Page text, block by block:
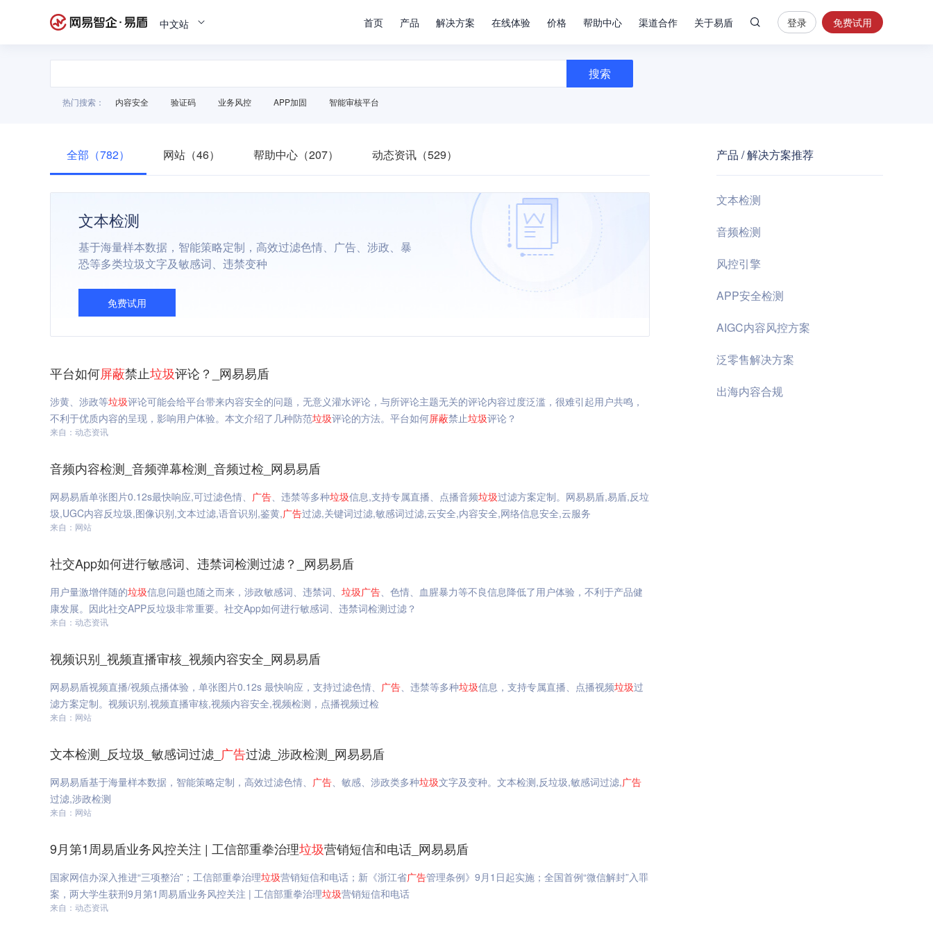
中文站 首页 产品 解决方案 在线体验 价格 帮助中心 渠道合作 关于易盾
安
全
控
登录 免费试用
搜索
热门搜索： 内容安全 验证码 业务风控 APP加固 智能审核平台
全部（782） 网站（46） 帮助中心（207） 动态资讯（529）
文本检测
基于海量样本数据，智能策略定制，高效过滤色情、广告、涉政、暴
恐等多类垃圾文字及敏感词、违禁变种
免费试用
平台如何屏蔽禁止垃圾评论？_网易易盾
涉黄、涉政等垃圾评论可能会给平台带来内容安全的问题，无意义灌水评论，与所评论主题无关的评论内容过度泛滥，很难引起用户共鸣，
不利于优质内容的呈现，影响用户体验。本文介绍了几种防范垃圾评论的方法。平台如何屏蔽禁止垃圾评论？
来自：动态资讯
音频内容检测_音频弹幕检测_音频过检_网易易盾
网易易盾单张图片0.12s最快响应,可过滤色情、 广告、违禁等多种垃圾信息,支持专属直播、点播音频垃圾过滤方案定制。网易易盾,易盾,反垃
圾,UGC内容反垃圾,图像识别,文本过滤,语音识别,鉴黄,广告过滤,关键词过滤,敏感词过滤,云安全,内容安全,网络信息安全,云服务
来自：网站
社交App如何进行敏感词、违禁词检测过滤？_网易易盾
用户量激增伴随的垃圾信息问题也随之而来，涉政敏感词、违禁词、 垃圾广告、色情、血腥暴力等不良信息降低了用户体验，不利于产品健
康发展。因此社交APP反垃圾非常重要。社交App如何进行敏感词、违禁词检测过滤？
来自：动态资讯
视频识别_视频直播审核_视频内容安全_网易易盾
网易易盾视频直播/视频点播体验，单张图片0.12s 最快响应，支持过滤色情、 广告、违禁等多种垃圾信息，支持专属直播、点播视频垃圾过
滤方案定制。视频识别,视频直播审核,视频内容安全,视频检测，点播视频过检
来自：网站
文本检测_反垃圾_敏感词过滤_ 广告过滤_涉政检测_网易易盾
网易易盾基于海量样本数据，智能策略定制，高效过滤色情、 广告、敏感、涉政类多种垃圾文字及变种。文本检测,反垃圾,敏感词过滤,广告
过滤,涉政检测
来自：网站
9月第1周易盾业务风控关注 | 工信部重拳治理垃圾营销短信和电话_网易易盾
国家网信办深入推进“三项整治”；工信部重拳治理垃圾营销短信和电话；新《浙江省广告管理条例》9月1日起实施；全国首例“微信解封”入罪
案，两大学生获刑9月第1周易盾业务风控关注 | 工信部重拳治理垃圾营销短信和电话
来自：动态资讯
产品 / 解决方案推荐
文本检测
音频检测
风控引擎
APP安全检测
AIGC内容风控方案
泛零售解决方案
出海内容合规